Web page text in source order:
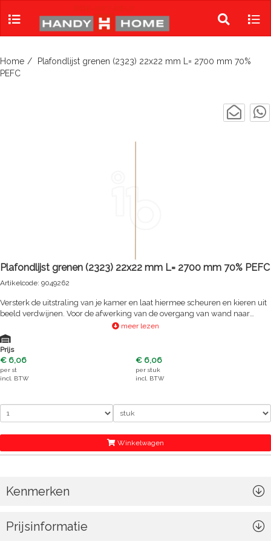
Toggle
search
Home
Plafondlijst grenen (2323) 22x22 mm L= 2700 mm 70%
PEFC
Plafondlijst grenen (2323) 22x22 mm L= 2700 mm 70% PEFC
Artikelcode: 9049262
Versterk de uitstraling van je kamer en laat hiermee scheuren en kieren uit
beeld verdwijnen. Voor de afwerking van de overgang van wand naar
plafond. Voor gebruik binnen in huis. Bevestig de houten lijst met koploze
spijkertjes, nietjes of montagekit. We adviseren je om de plafondlijst voor
montage al 1 maal te gronden. Na montage kun je aflakken in de gewenste
kleur. Of kies voor een geheel andere afwerking na montage, bijvoorbeeld
blank lakken zodat het hout zichtbaar blijft. Het hout is PEFC gecertificeerd
en daarmee afkomstig uit duurzaam beheerde bossen.
meer lezen
Prijs
€ 6,06
per st
incl. BTW
€ 6,06
per stuk
incl. BTW
Winkelwagen
Kenmerken
Prijsinformatie